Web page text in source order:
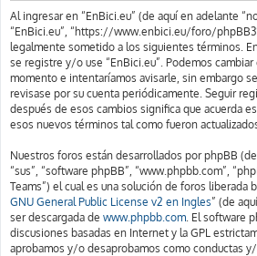
Al ingresar en “EnBici.eu” (de aquí en adelante
“EnBici.eu”, “https://www.enbici.eu/foro/
legalmente sometido a los siguientes términos.
se registre y/o use “EnBici.eu”. Podemos
momento e intentaríamos avisarle, sin embargo
revisase por su cuenta periódicamente. Seguir
después de esos cambios significa que acuerda
esos nuevos términos tal como fueron
Nuestros foros están desarrollados por phpBB
“sus”, “software phpBB”, “www.phpbb.com”,
Teams”) el cual es una solución de foros liberada
GNU General Public License v2 en Ingles” (de
ser descargada de www.phpbb.com. El software
discusiones basadas en Internet y la GPL
aprobamos y/o desaprobamos como conductas